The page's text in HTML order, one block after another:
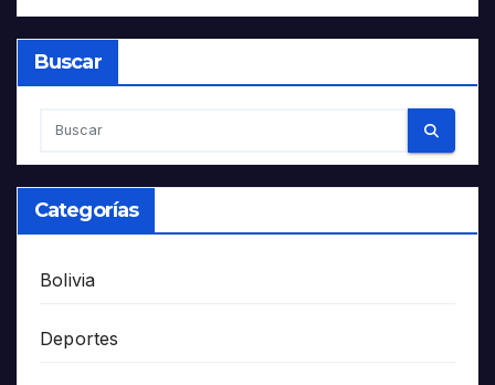
Buscar
Categorías
Bolivia
Deportes